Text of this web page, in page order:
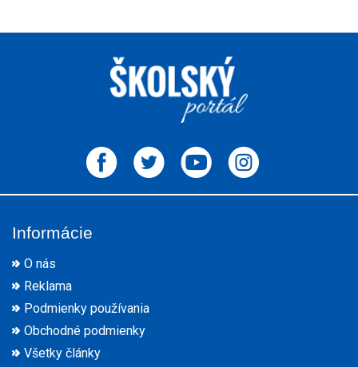
Informácie
O nás
Reklama
Podmienky používania
Obchodné podmienky
Všetky články